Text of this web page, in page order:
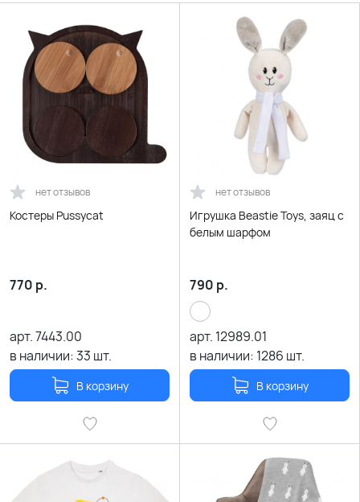
нет отзывов
Костеры Pussycat
770 р.
арт.7443.00
в наличии:33 шт.
В корзину
нет отзывов
Игрушка Beastie Toys, заяц с
белым шарфом
790 р.
арт. 12989.01
в наличии: 1286 шт.
В корзину